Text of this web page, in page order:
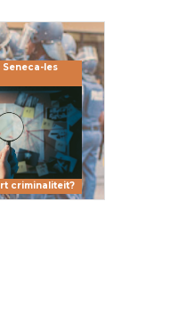
les
criminaliteit?